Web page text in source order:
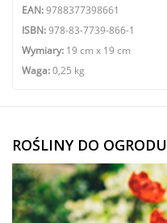
EAN:9788377398661
ISBN:978-83-7739-866-1
Wymiary: 19 cm x 19 cm
Waga:0,25 kg
ROŚLINY DO OGRODU